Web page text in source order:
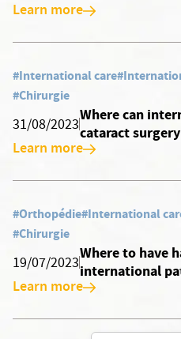
Learn more
#International care
#Chirurgie
31/08/2023
Where can
cataract
Learn more
#Orthopédie#International
#Chirurgie
19/07/2023
Where to have
international
Learn more